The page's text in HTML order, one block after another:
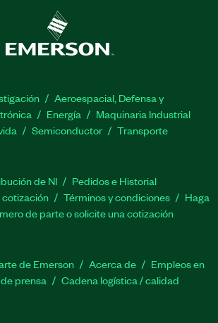
Aeroespacial, Defensa y
Energía
Maquinaria Industrial
Semiconductor Transporte
de NI
Pedidos e Historial
cotización
Términos y condiciones
Haga
de parte o solicite una cotización
de Emerson Acerca de
Empleos en
prensa
Cadena logística / calidad